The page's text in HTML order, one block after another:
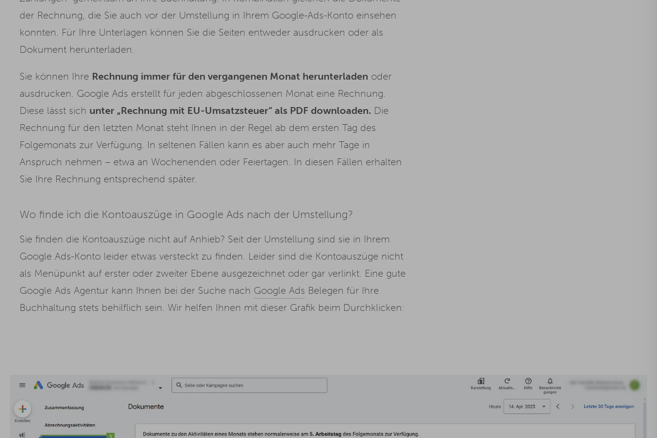
der Rechnung, die Sie auch vor der Umstellung in Ihrem Google-Ads-Konto einsehen
konnten. Für Ihre Unterlagen können Sie die Seiten entweder ausdrucken oder als
Dokument herunterladen.
Sie können Ihre Rechnung immer für den vergangenen Monat herunterladen oder
ausdrucken. Google Ads erstellt für jeden abgeschlossenen Monat eine Rechnung.
Diese lässt sich unter „Rechnung mit EU-Umsatzsteuer“ als PDF downloaden. Die
Rechnung für den letzten Monat steht Ihnen in der Regel ab dem ersten Tag des
Folgemonats zur Verfügung. In seltenen Fällen kann es aber auch mehr Tage in
Anspruch nehmen – etwa an Wochenenden oder Feiertagen. In diesen Fällen erhalten
Sie Ihre Rechnung entsprechend später.
Wo finde ich die Kontoauszüge in Google Ads nach der Umstellung?
Sie finden die Kontoauszüge nicht auf Anhieb? Seit der Umstellung sind sie in Ihrem
Google Ads-Konto leider etwas versteckt zu finden. Leider sind die Kontoauszüge nicht
als Menüpunkt auf erster oder zweiter Ebene ausgezeichnet oder gar verlinkt. Eine gute
Google Ads Agentur kann Ihnen bei der Suche nach Google Ads Belegen für Ihre
Buchhaltung stets behilflich sein. Wir helfen Ihnen mit dieser Grafik beim Durchklicken: